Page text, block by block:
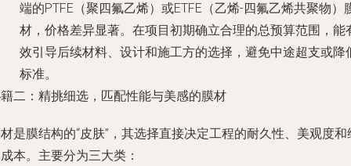
端的PTFE（聚四氟乙烯）或ETFE（乙烯-四氟乙烯共聚物）
材，价格差异显著。在项目初期确立合理的总预算范围，能
效引导后续材料、设计和施工方的选择，避免中途超支或降
标准。
二：精挑细选，匹配性能与美感的膜材
是膜结构的“皮肤”，其选择直接决定工程的耐久性、美观度和
本。主要分为三大类：